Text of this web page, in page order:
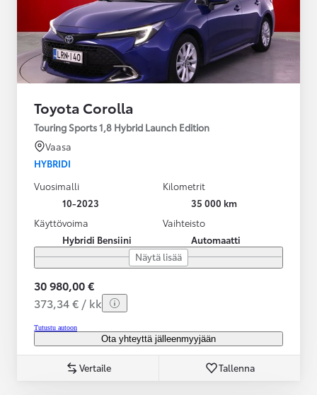
Toyota Corolla
Touring Sports 1,8 Hybrid Launch Edition
Vaasa
HYBRIDI
Vuosimalli
10-2023
Kilometrit
35 000 km
Käyttövoima
Hybridi Bensiini
Vaihteisto
Automaatti
Näytä lisää
30 980,00 €
373,34 € / kk
Tutustu autoon
Ota yhteyttä jälleenmyyjään
Vertaile Tallenna